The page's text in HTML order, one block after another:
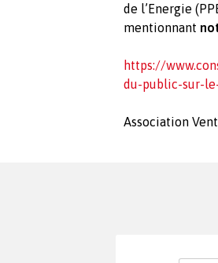
de l’Energie
mentionnant
https://
du-public-sur-
Association